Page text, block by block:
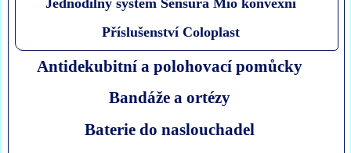
Jednodílný systém Sensura Mio konvexní
Příslušenství Coloplast
Antidekubitní a polohovací pomůcky
Bandáže a ortézy
Baterie do naslouchadel